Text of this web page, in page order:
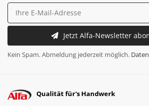
Jetzt Alfa-Newsletter
Kein Spam. Abmeldung jederzeit möglich.
Qualität für's Handwerk